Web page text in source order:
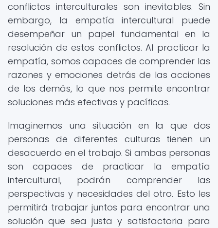
conflictos interculturales son inevitables. Sin
embargo, la empatía intercultural puede
desempeñar un papel fundamental en la
resolución de estos conflictos. Al practicar la
empatía, somos capaces de comprender las
razones y emociones detrás de las acciones
de los demás, lo que nos permite encontrar
soluciones más efectivas y pacíficas.
Imaginemos una situación en la que dos
personas de diferentes culturas tienen un
desacuerdo en el trabajo. Si ambas personas
son capaces de practicar la empatía
intercultural, podrán comprender las
perspectivas y necesidades del otro. Esto les
permitirá trabajar juntos para encontrar una
solución que sea justa y satisfactoria para